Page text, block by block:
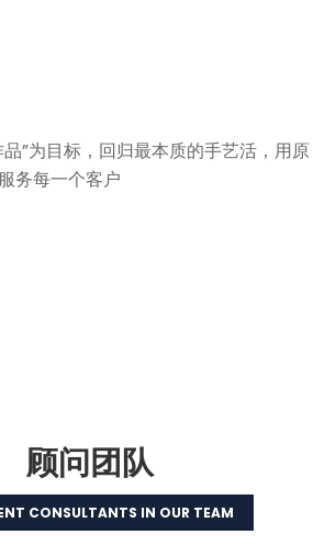
”为目标，回归最本质的手艺活，用原
务每一个客户
顾问团队
CONSULTANTS IN OUR TEAM